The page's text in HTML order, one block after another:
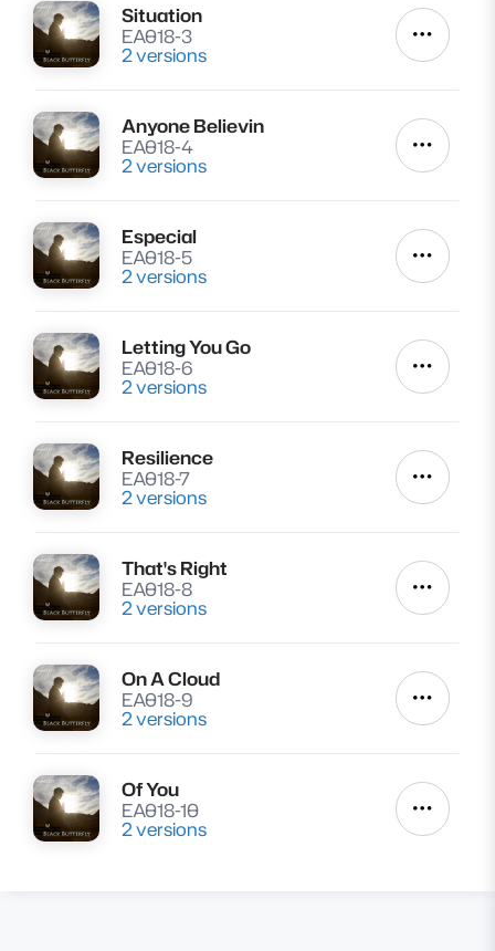
Lire
Situation
EA018-3
2 versions Autres
Lire
Anyone Believin
EA018-4
2 versions Autres
Lire
Especial
EA018-5
2 versions Autres
Lire
Letting You Go
EA018-6
2 versions Autres
Lire
Resilience
EA018-7
2 versions Autres
Lire
That's Right
EA018-8
2 versions Autres
Lire
On A Cloud
EA018-9
2 versions Autres
Lire
Of You
EA018-10
2 versions Autres